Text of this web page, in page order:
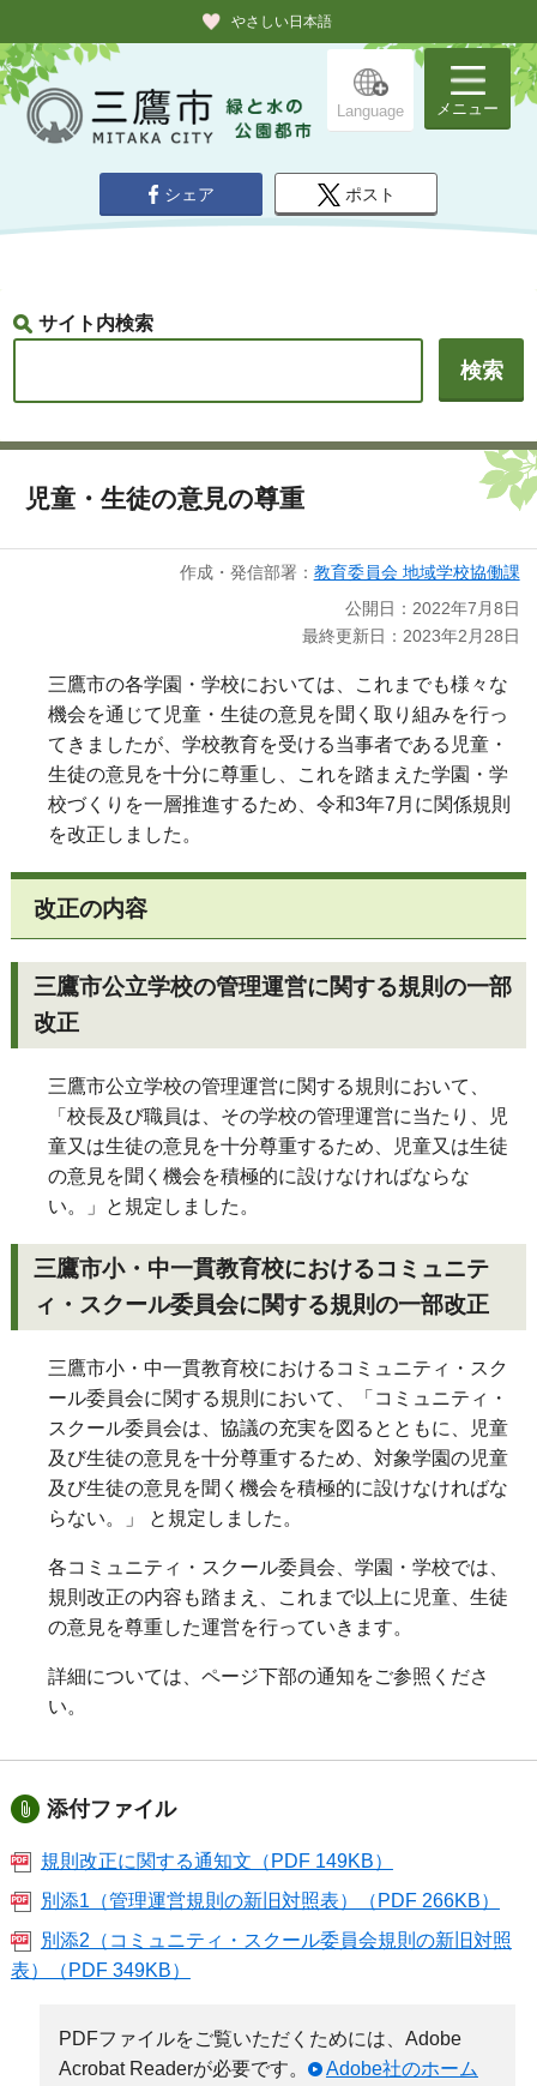
やさしい日本語
Language メニュー
シェア ポスト
サイト内検索
児童・生徒の意見の尊重
作成・発信部署： 教育委員会 地域学校協働課
公開日：2022年7月8日
最終更新日：2023年2月28日
三鷹市の各学園・学校においては、これまでも様々な
機会を通じて児童・生徒の意見を聞く取り組みを行っ
てきましたが、学校教育を受ける当事者である児童・
生徒の意見を十分に尊重し、これを踏まえた学園・学
校づくりを一層推進するため、令和3年7月に関係規則
を改正しました。
改正の内容
三鷹市公立学校の管理運営に関する規則の一部
改正
三鷹市公立学校の管理運営に関する規則において、
「校長及び職員は、その学校の管理運営に当たり、児
童又は生徒の意見を十分尊重するため、児童又は生徒
の意見を聞く機会を積極的に設けなければならな
い。」と規定しました。
三鷹市小・中一貫教育校におけるコミュニテ
ィ・スクール委員会に関する規則の一部改正
三鷹市小・中一貫教育校におけるコミュニティ・スク
ール委員会に関する規則において、「コミュニティ・
スクール委員会は、協議の充実を図るとともに、児童
及び生徒の意見を十分尊重するため、対象学園の児童
及び生徒の意見を聞く機会を積極的に設けなければな
らない。」 と規定しました。
各コミュニティ・スクール委員会、学園・学校では、
規則改正の内容も踏まえ、これまで以上に児童、生徒
の意見を尊重した運営を行っていきます。
詳細については、ページ下部の通知をご参照くださ
い。
添付ファイル
規則改正に関する通知文（PDF 149KB）
別添1（管理運営規則の新旧対照表）（PDF 266KB）
別添2（コミュニティ・スクール委員会規則の新旧対照
表）（PDF 349KB）
PDFファイルをご覧いただくためには、Adobe
Acrobat Readerが必要です。
Adobe社のホーム